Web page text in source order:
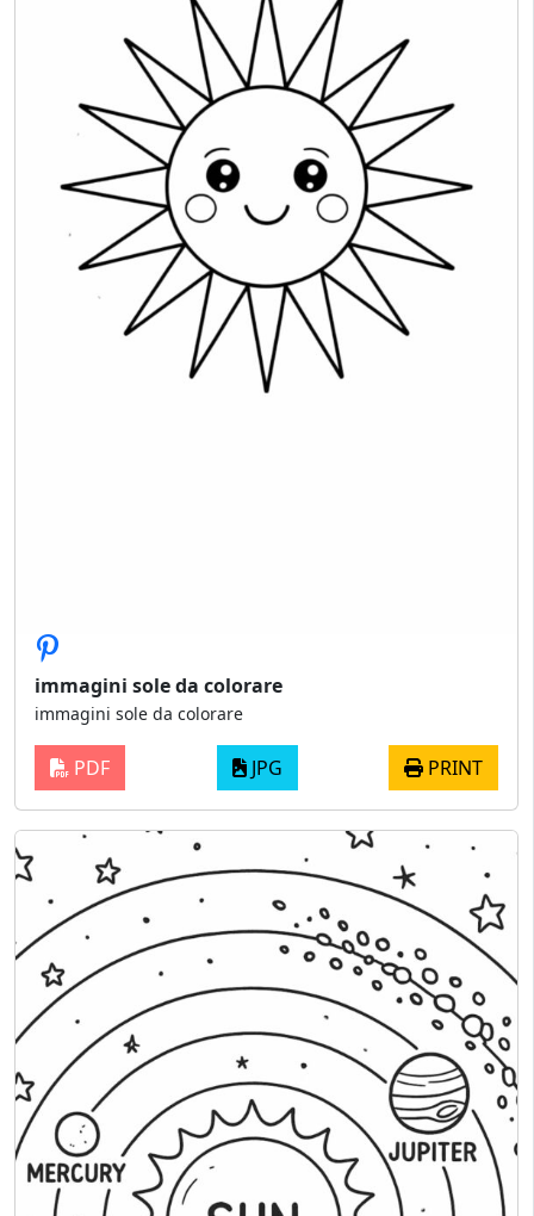
immagini sole da colorare
immagini sole da colorare
PDF JPG PRINT